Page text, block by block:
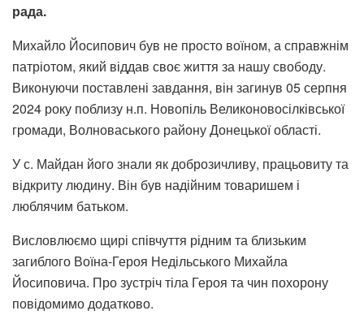
рада.
Михайло Йосипович був не просто воїном, а справжнім
патріотом, який віддав своє життя за нашу свободу.
Виконуючи поставлені завдання, він загинув 05 серпня
2024 року поблизу н.п. Новопіль Великоновосілківської
громади, Волноваського району Донецької області.
У с. Майдан його знали як доброзичливу, працьовиту та
відкриту людину. Він був надійним товаришем і
люблячим батьком.
Висловлюємо щирі співчуття рідним та близьким
загиблого Воїна-Героя Недільського Михайла
Йосиповича. Про зустріч тіла Героя та чин похорону
повідомимо додатково.